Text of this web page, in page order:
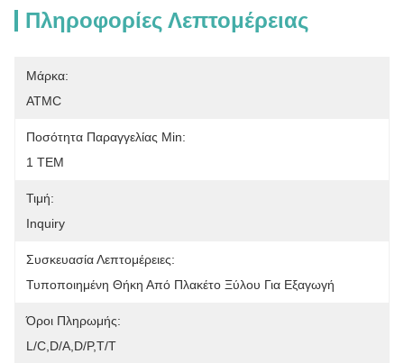
Πληροφορίες Λεπτομέρειας
Μάρκα:
ATMC
Ποσότητα Παραγγελίας Min:
1 ΤΕΜ
Τιμή:
Inquiry
Συσκευασία Λεπτομέρειες:
Τυποποιημένη Θήκη Από Πλακέτο Ξύλου Για Εξαγωγή
Όροι Πληρωμής:
L/C,D/A,D/P,T/T